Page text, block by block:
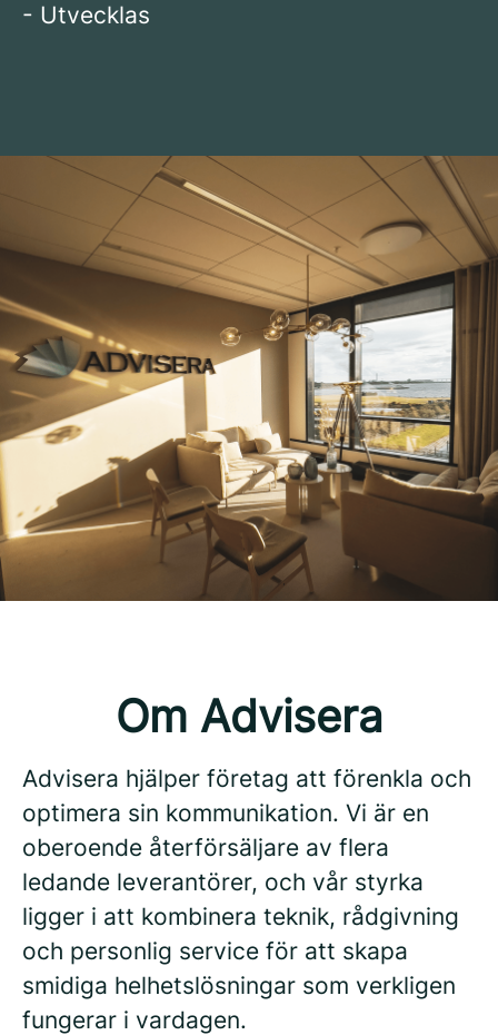
- Utvecklas
Om Advisera
Advisera hjälper företag att förenkla och
optimera sin kommunikation. Vi är en
oberoende återförsäljare av flera
ledande leverantörer, och vår styrka
ligger i att kombinera teknik, rådgivning
och personlig service för att skapa
smidiga helhetslösningar som verkligen
fungerar i vardagen.